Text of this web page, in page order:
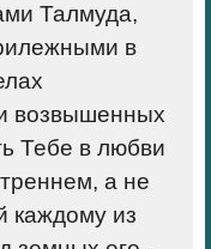
Талмуда,
в
возвышенных
Тебе в любви
а не
каждому из